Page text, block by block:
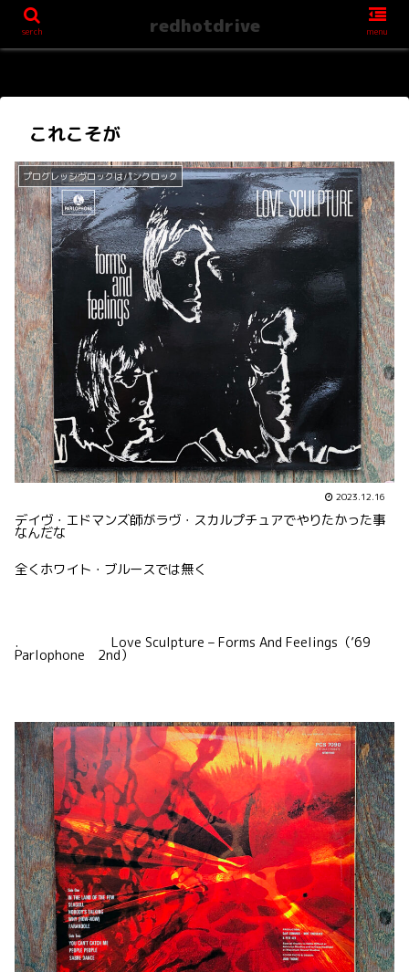
これこそが
プログレッシヴロックはパンクロック
2023.12.16
デイヴ・エドマンズ師がラヴ・スカルプチュアでやりたかった事
なんだな
全くホワイト・ブルースでは無く
. Love Sculpture – Forms And Feelings（’69
Parlophone 2nd）
serch redhotdrive menu